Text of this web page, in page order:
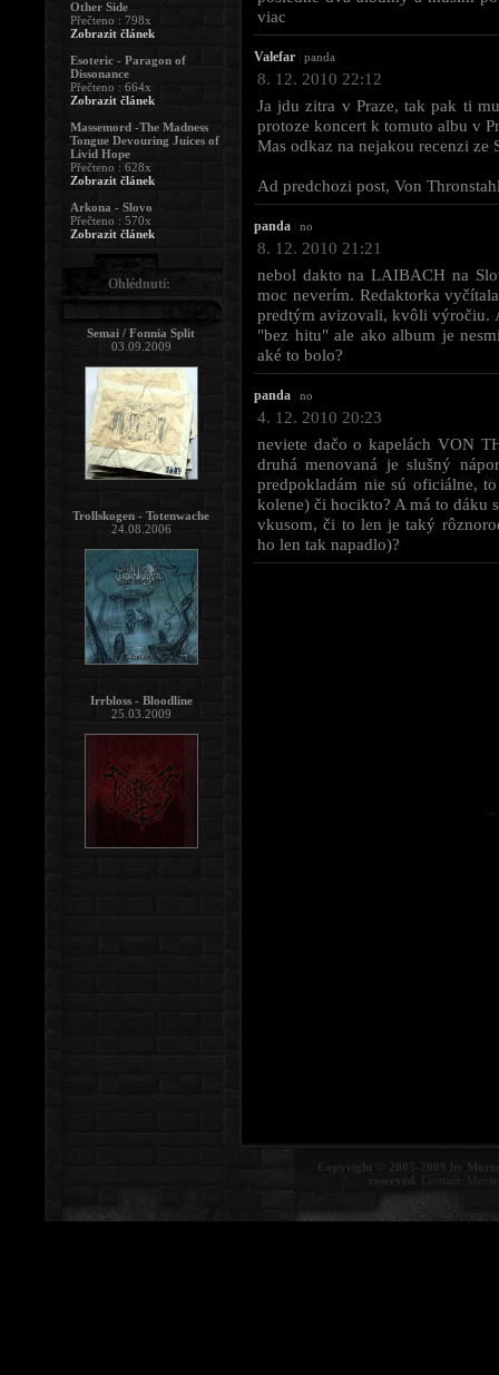
viac
Valefar panda
8. 12. 2010 22:12
Ja jdu zitra v Praze, tak pak ti
protoze koncert k tomuto albu v
Mas odkaz na nejakou recenzi
Ad predchozi post, Von
panda no
8. 12. 2010 21:21
nebol dakto na LAIBACH na
moc neverím. Redaktorka
predtým avizovali, kvôli výročiu.
"bez hitu" ale ako album je
aké to bolo?
panda no
4. 12. 2010 20:23
neviete dačo o kapelách VON
druhá menovaná je slušný
predpokladám nie sú oficiálne,
kolene) či hocikto? A má to dáku
vkusom, či to len je taký
ho len tak napadlo)?
Copyright © 2005-2009 by
reserved. Contact:
Other Side
Přečteno : 798x
Zobrazit článek
Esoteric - Paragon of
Dissonance
Přečteno : 664x
Zobrazit článek
Massemord -The Madness
Tongue Devouring Juices of
Livid Hope
Přečteno : 628x
Zobrazit článek
Arkona - Slovo
Přečteno : 570x
Zobrazit článek
Ohlédnutí:
Semai / Fonnia Split
03.09.2009
Trollskogen - Totenwache
24.08.2006
Irrbloss - Bloodline
25.03.2009